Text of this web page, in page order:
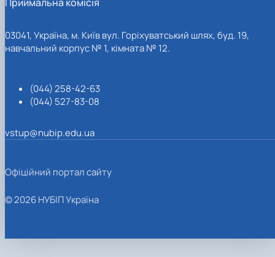
03041, Україна, м. Київ вул. Горіхуватський шлях, буд. 19,
навчальний корпус № 1, кімната № 12.
(044) 258-42-63
(044) 527-83-08
vstup@nubip.edu.ua
Офіційний портал сайту
© 2026 НУБІП Україна